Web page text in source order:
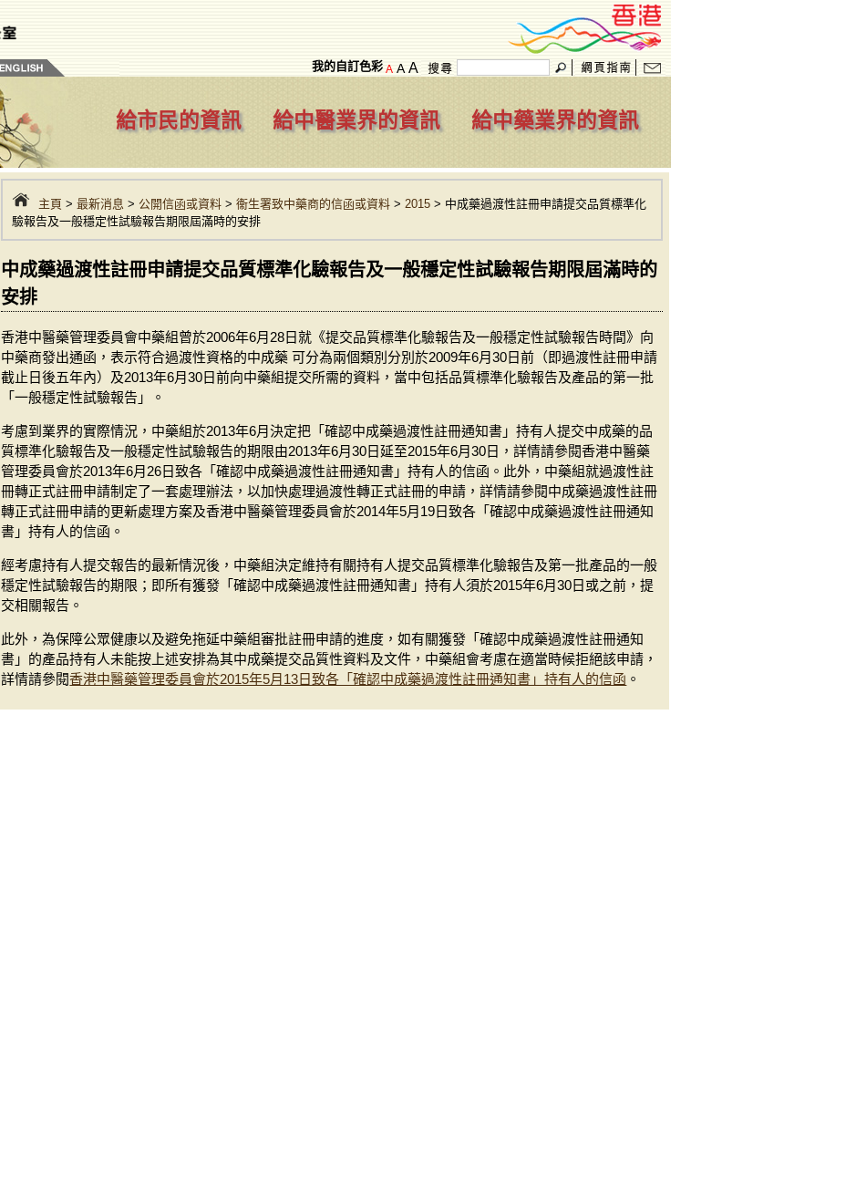
我的自訂色彩 A A A
給市民的資訊 給中醫業界的資訊 給中藥業界的資訊
主頁 >最新消息 > 公開信函或資料 >衞生署致中藥商的信函或資料 >2015 > 中成藥過渡性註冊申請提交品質標準化
驗報告及一般穩定性試驗報告期限屆滿時的安排
中成藥過渡性註冊申請提交品質標準化驗報告及一般穩定性試驗報告期限屆滿時的
安排
香港中醫藥管理委員會中藥組曾於2006年6月28日就《提交品質標準化驗報告及一般穩定性試驗報告時間》向
中藥商發出通函，表示符合過渡性資格的中成藥 可分為兩個類別分別於2009年6月30日前（即過渡性註冊申請
截止日後五年內）及2013年6月30日前向中藥組提交所需的資料，當中包括品質標準化驗報告及產品的第一批
「一般穩定性試驗報告」。
考慮到業界的實際情況，中藥組於2013年6月決定把「確認中成藥過渡性註冊通知書」持有人提交中成藥的品
質標準化驗報告及一般穩定性試驗報告的期限由2013年6月30日延至2015年6月30日，詳情請參閱香港中醫藥
管理委員會於2013年6月26日致各「確認中成藥過渡性註冊通知書」持有人的信函。此外，中藥組就過渡性註
冊轉正式註冊申請制定了一套處理辦法，以加快處理過渡性轉正式註冊的申請，詳情請參閱中成藥過渡性註冊
轉正式註冊申請的更新處理方案及香港中醫藥管理委員會於2014年5月19日致各「確認中成藥過渡性註冊通知
書」持有人的信函。
經考慮持有人提交報告的最新情況後，中藥組決定維持有關持有人提交品質標準化驗報告及第一批產品的一般
穩定性試驗報告的期限；即所有獲發「確認中成藥過渡性註冊通知書」持有人須於2015年6月30日或之前，提
交相關報告。
此外，為保障公眾健康以及避免拖延中藥組審批註冊申請的進度，如有關獲發「確認中成藥過渡性註冊通知
書」的產品持有人未能按上述安排為其中成藥提交品質性資料及文件，中藥組會考慮在適當時候拒絕該申請，
詳情請參閱香港中醫藥管理委員會於2015年5月13日致各「確認中成藥過渡性註冊通知書」持有人的信函 。